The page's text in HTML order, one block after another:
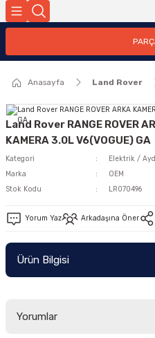
Anasayfa Land Rover
Land Rover RANGE ROVER
KAMERA 3.0L V6(VOGUE) GA
Kategori
Elektrik /
Marka
OEM
Stok Kodu
LR070496
Yorum Yaz Arkadaşına Öner
Ürün Bilgisi
Yorumlar